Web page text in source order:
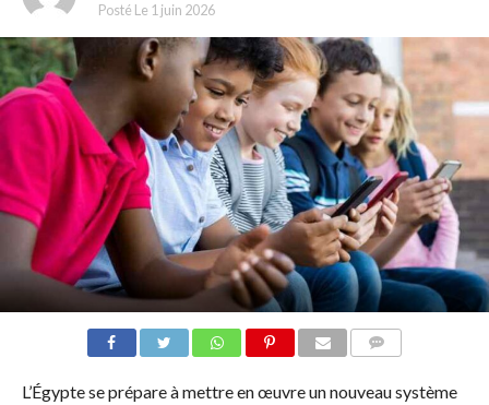
Posté Le 1 juin 2026
L’Égypte se prépare à mettre en œuvre un nouveau système